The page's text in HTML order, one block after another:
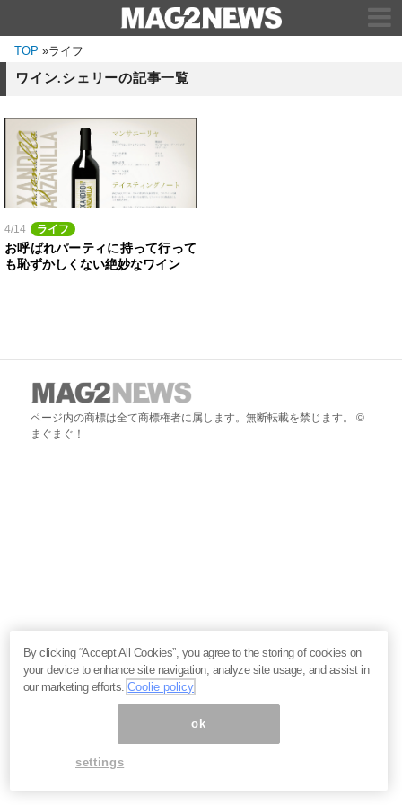
TOP »ライフ
ワイン.シェリーの記事一覧
4/14 ライフ
お呼ばれパーティに持って行って
も恥ずかしくない絶妙なワイン
ページ内の商標は全て商標権者に属します。無断転載を禁じます。 ©
まぐまぐ！
By clicking “Accept All Cookies”, you agree to the storing of cookies on
your device to enhance site navigation, analyze site usage, and assist in
our marketing efforts.Coolie policy
ok
settings